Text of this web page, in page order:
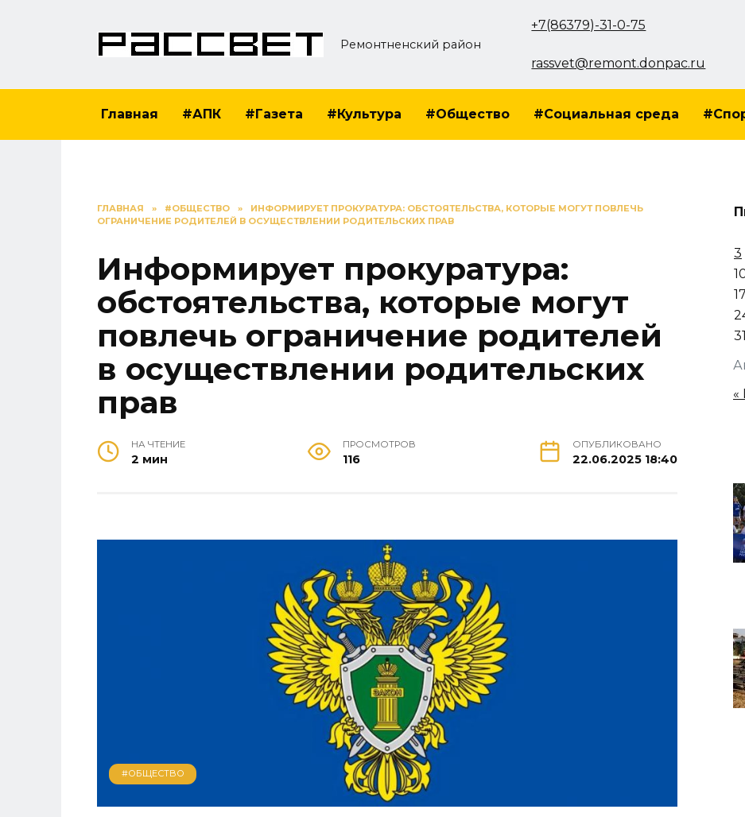
Ремонтненский район
+7(86379)-31-0-75
rassvet@remont.donpac.ru
Главная #АПК #Газета #Культура #Общество #Социальная среда
ГЛАВНАЯ » #ОБЩЕСТВО »
ИНФОРМИРУЕТ ПРОКУРАТУРА: ОБСТОЯТЕЛЬСТВА, КОТОРЫЕ МОГУТ ПОВЛЕЧЬ
ОГРАНИЧЕНИЕ РОДИТЕЛЕЙ В ОСУЩЕСТВЛЕНИИ РОДИТЕЛЬСКИХ ПРАВ
Информирует прокуратура:
обстоятельства, которые могут
повлечь ограничение родителей
в осуществлении родительских
прав
НА ЧТЕНИЕ
2 мин
ПРОСМОТРОВ
116
ОПУБЛИКОВАНО
22.06.2025 18:40
#ОБЩЕСТВО
3
17
31
«